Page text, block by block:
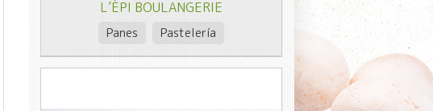
L’ÉPI BOULANGERIE
Panes Pastelería